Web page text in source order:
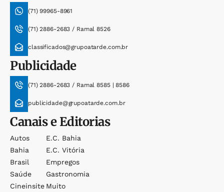
(71) 99965-8961
(71) 2886-2683 / Ramal 8526
classificados@grupoatarde.com.br
Publicidade
(71) 2886-2683 / Ramal 8585 | 8586
publicidade@grupoatarde.com.br
Canais e Editorias
Autos
Bahia
Brasil
Saúde
Cineinsite
E.c. Bahia
E.c. Vitória
Empregos
Gastronomia
Muito